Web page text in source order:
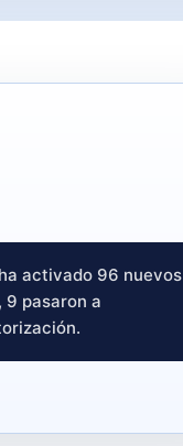
activado 96 nuevos
9 pasaron a